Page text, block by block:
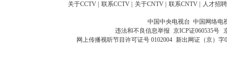
关于CCTV 联系CCTV 关于CNTV 联系CNTV 人才招聘
中国中央电视台 中国网络电
违法和不良信息举报 京ICP证060535号
网上传播视听节目许可证号 0102004 新出网证（京）